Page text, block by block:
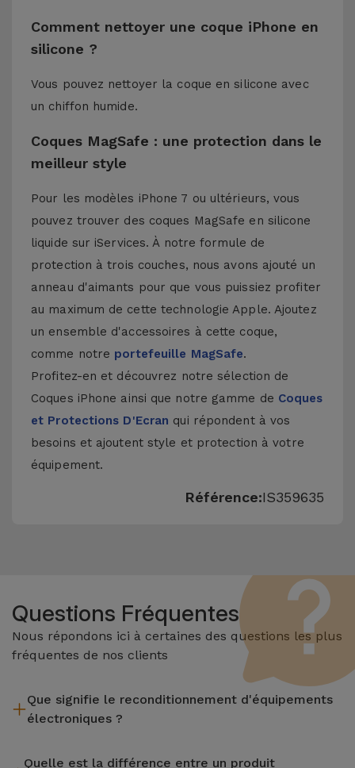
Comment nettoyer une coque iPhone en
silicone ?
Vous pouvez nettoyer la coque en silicone avec
un chiffon humide.
Coques MagSafe : une protection dans le
meilleur style
Pour les modèles iPhone 7 ou ultérieurs, vous
pouvez trouver des coques MagSafe en silicone
liquide sur iServices. À notre formule de
protection à trois couches, nous avons ajouté un
anneau d'aimants pour que vous puissiez profiter
au maximum de cette technologie Apple. Ajoutez
un ensemble d'accessoires à cette coque,
comme notre portefeuille MagSafe.
Profitez-en et découvrez notre sélection de
Coques iPhone ainsi que notre gamme de Coques
et Protections D'Ecran qui répondent à vos
besoins et ajoutent style et protection à votre
équipement.
Référence:IS359635
Questions Fréquentes
Nous répondons ici à certaines des questions les plus
fréquentes de nos clients
Que signifie le reconditionnement d'équipements
électroniques ?
l'inspection, le nettoyage, sans oublier la réparation de tout
Quelle est la différence entre un produit